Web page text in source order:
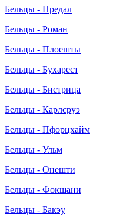
Бельцы - Предал
Бельцы - Роман
Бельцы - Плоешты
Бельцы - Бухарест
Бельцы - Бистрица
Бельцы - Карлсруэ
Бельцы - Пфорцхайм
Бельцы - Ульм
Бельцы - Онешти
Бельцы - Фокшани
Бельцы - Бакэу